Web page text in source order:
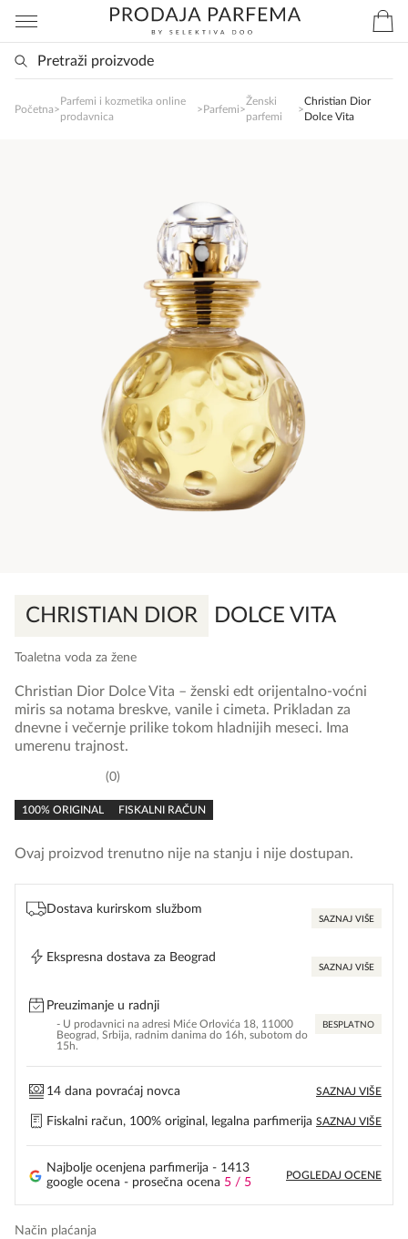
Početna>
Parfemi i kozmetika online
prodavnica
>Parfemi>
Ženski
parfemi
>
Christian Dior
Dolce Vita
CHRISTIAN DIOR DOLCE VITA
Toaletna voda za žene
rating
0
100% ORIGINAL FISKALNI RAČUN
Christian Dior Dolce Vita – ženski edt orijentalno-voćni
miris sa notama breskve, vanile i cimeta. Prikladan za
dnevne i večernje prilike tokom hladnijih meseci. Ima
umerenu trajnost.
Ovaj proizvod trenutno nije na stanju i nije dostupan.
Dostava kurirskom službom
SAZNAJ VIŠE
Ekspresna dostava za Beograd
SAZNAJ VIŠE
Preuzimanje u radnji
- U prodavnici na adresi Miće Orlovića 18, 11000
Beograd, Srbija, radnim danima do 16h, subotom do
15h.
BESPLATNO
14 dana povraćaj novca SAZNAJ VIŠE
Fiskalni račun, 100% original, legalna parfimerija SAZNAJ VIŠE
Najbolje ocenjena parfimerija - 1413
google ocena - prosečna ocena 5 / 5
POGLEDAJ OCENE
Način plaćanja
SlađanAi Asistent
poručite svoj omiljeni parfem danas ali i za